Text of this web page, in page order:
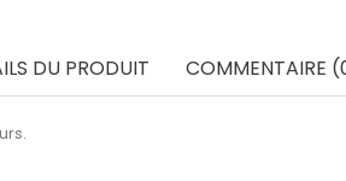
DU PRODUIT COMMENTAIRE